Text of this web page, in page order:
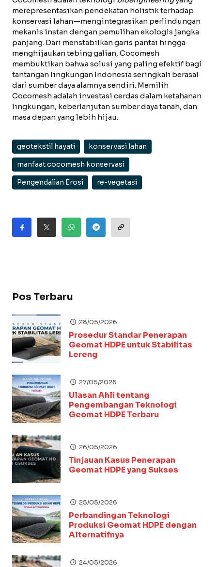
merepresentasikan pendekatan holistik terhadap
konservasi lahan—mengintegrasikan perlindungan
mekanis instan dengan pemulihan ekologis jangka
panjang. Dari menstabilkan garis pantai hingga
menghijaukan tebing galian, Cocomesh
membuktikan bahwa solusi yang paling efektif bagi
tantangan lingkungan Indonesia seringkali berasal
dari sumber daya alamnya sendiri. Memilih
Cocomesh adalah investasi cerdas dalam ketahanan
lingkungan, keberlanjutan sumber daya tanah, dan
masa depan yang lebih hijau.
geotekstil hayati konservasi lahan
manfaat cocomesh konservasi
Pengendalian Erosi re-vegetasi
Pos Terbaru
28/05/2026
Prosedur Standar Penerapan
Geomat HDPE untuk Stabilitas
Lereng
27/05/2026
Ulasan Ahli tentang
Pengembangan Teknologi
Geomat HDPE Terbaru
26/05/2026
Tinjauan Kasus Penerapan
Geomat HDPE yang Sukses
25/05/2026
Perbandingan Teknologi
Produksi Geomat HDPE dengan
Alternatifnya
24/05/2026